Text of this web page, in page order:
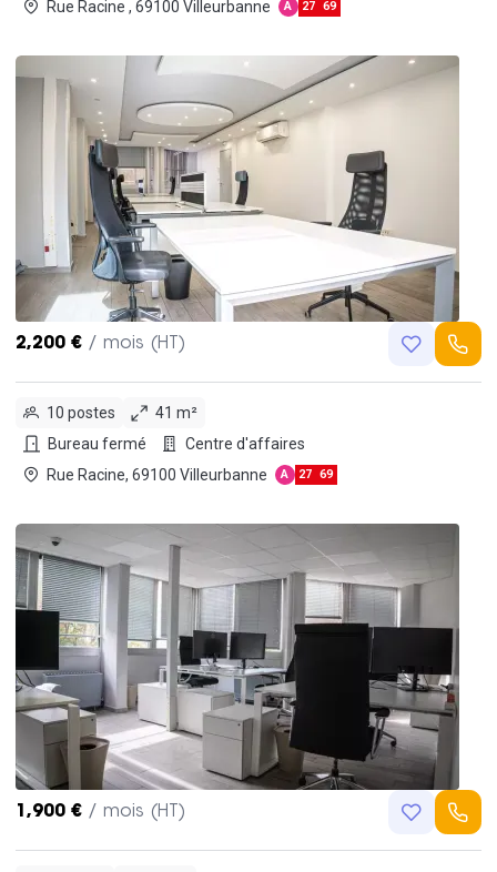
Rue Racine , 69100 Villeurbanne A 27 69
2,200 € / mois (HT)
10 postes
41 m²
Bureau fermé
Centre d'affaires
Rue Racine, 69100 Villeurbanne
A 27 69
1,900 € / mois (HT)